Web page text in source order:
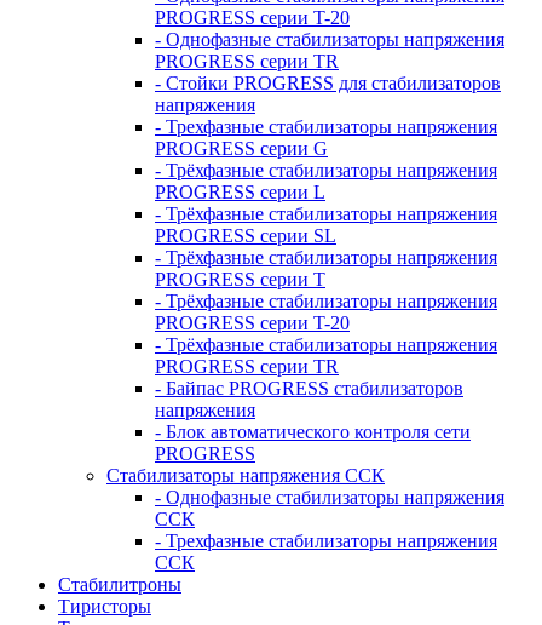
PROGRESS серии T-20
- Однофазные стабилизаторы напряжения
PROGRESS серии TR
- Стойки PROGRESS для стабилизаторов
напряжения
- Трехфазные стабилизаторы напряжения
PROGRESS серии G
- Трёхфазные стабилизаторы напряжения
PROGRESS серии L
- Трёхфазные стабилизаторы напряжения
PROGRESS серии SL
- Трёхфазные стабилизаторы напряжения
PROGRESS серии T
- Трёхфазные стабилизаторы напряжения
PROGRESS серии T-20
- Трёхфазные стабилизаторы напряжения
PROGRESS серии TR
- Байпас PROGRESS стабилизаторов
напряжения
- Блок автоматического контроля сети
PROGRESS
Стабилизаторы напряжения ССК
- Однофазные стабилизаторы напряжения
ССК
- Трехфазные стабилизаторы напряжения
ССК
Стабилитроны
Тиристоры